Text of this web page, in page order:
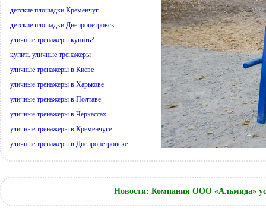
детские площадки Кременчуг
детские площадки Днепропетровск
уличные тренажеры купить?
купить уличные тренажеры
уличные тренажеры в Киеве
уличные тренажеры в Харькове
уличные тренажеры в Полтаве
уличные тренажеры в Черкассах
уличные тренажеры в Кременчуге
уличные тренажеры в Днепропетровске
Новости: Компания ООО «Альмида»